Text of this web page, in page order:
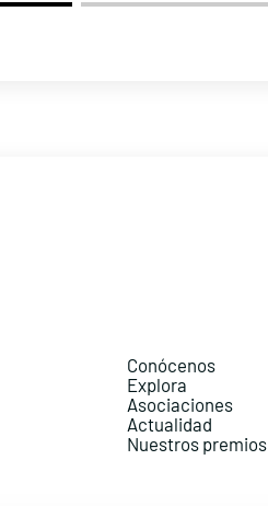
Conócenos
Explora
Asociaciones
Actualidad
Nuestros premios